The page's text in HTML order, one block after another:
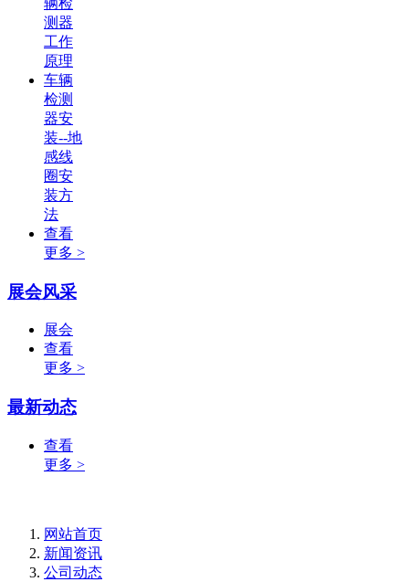
辆检
测器
工作
原理
车辆
检测
器安
装--地
感线
圈安
装方
法
查看
更多 >
展会风采
展会
查看
更多 >
最新动态
查看
更多 >
网站首页
新闻资讯
公司动态